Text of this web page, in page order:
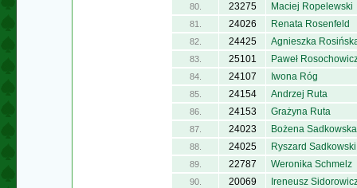
80. 23275 Maciej Ropelewski
81. 24026 Renata Rosenfeld
82. 24425 Agnieszka
83. 25101 Paweł
84. 24107 Iwona Róg
85. 24154 Andrzej Ruta
86. 24153 Grażyna Ruta
87. 24023 Bożena Sadkowska
88. 24025 Ryszard Sadkowski
89. 22787 Weronika Schmelz
90. 20069 Ireneusz